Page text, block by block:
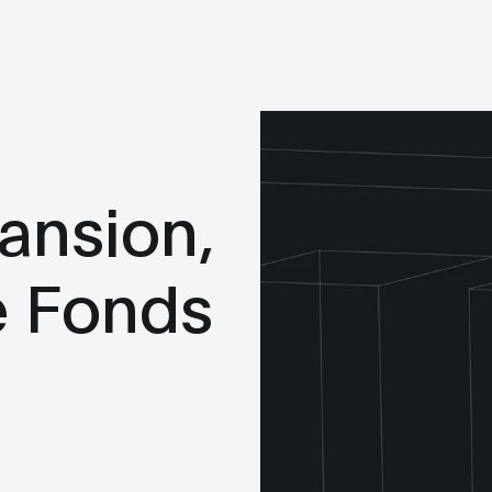
Fonds
Jour 3 | Son,
l’écoute, présenté
par DistroKid